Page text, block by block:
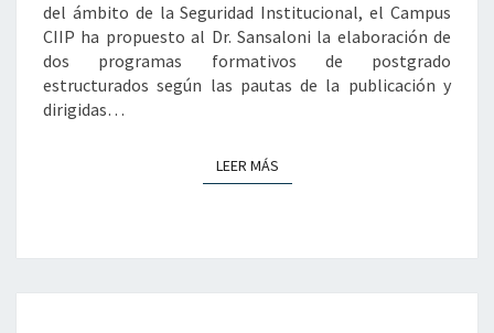
del ámbito de la Seguridad Institucional, el Campus
CIIP ha propuesto al Dr. Sansaloni la elaboración de
dos programas formativos de postgrado
estructurados según las pautas de la publicación y
dirigidas…
LEER MÁSLEER MÁS